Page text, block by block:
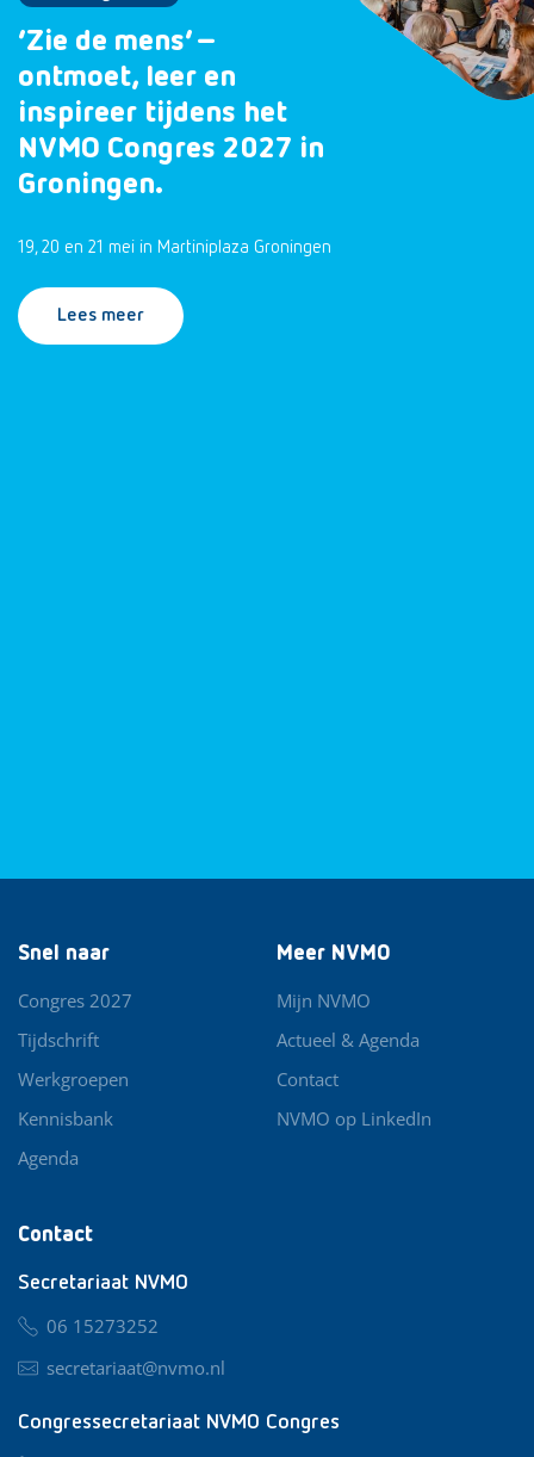
‘Zie de mens’ –
ontmoet, leer en
inspireer tijdens het
NVMO Congres 2027 in
Groningen.
19, 20 en 21 mei in Martiniplaza Groningen
Lees meer
Contact
Secretariaat NVMO
06 15273252
secretariaat@nvmo.nl
Congressecretariaat NVMO Congres
Snel naar
Congres 2027
Tijdschrift
Werkgroepen
Kennisbank
Agenda
Meer NVMO
Mijn NVMO
Actueel & Agenda
Contact
NVMO op LinkedIn